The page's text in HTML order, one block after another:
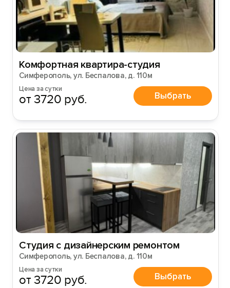
Комфортная квартира-студия
Симферополь, ул. Беспалова, д. 110м
Цена за сутки
от 3720 руб. Выбрать
Студия с дизайнерским ремонтом
Симферополь, ул. Беспалова, д. 110м
Цена за сутки
от 3720 руб. Выбрать